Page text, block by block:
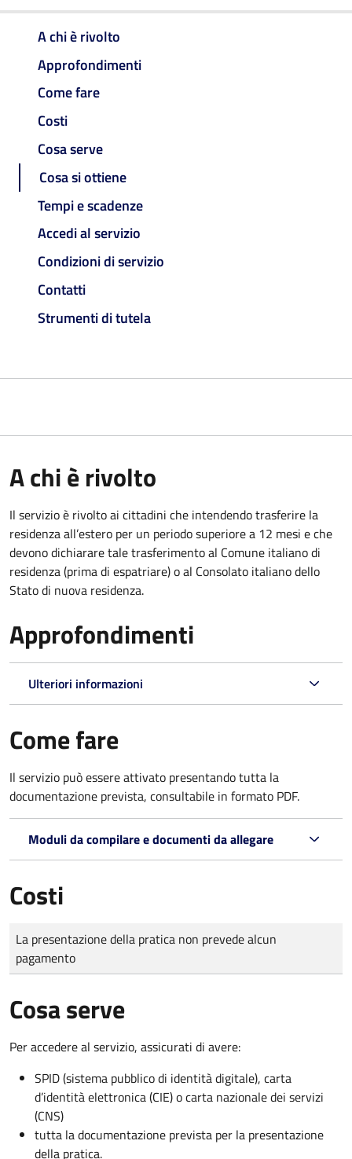
A chi è rivolto
Approfondimenti
Come fare
Costi
Cosa serve
Cosa si ottiene
Tempi e scadenze
Accedi al servizio
Condizioni di servizio
Contatti
Strumenti di tutela
A chi è rivolto
Il servizio è rivolto ai cittadini che intendendo trasferire la
residenza all’estero per un periodo superiore a 12 mesi e che
devono dichiarare tale trasferimento al Comune italiano di
residenza (prima di espatriare) o al Consolato italiano dello
Stato di nuova residenza.
Approfondimenti
Ulteriori informazioni
Come fare
Il servizio può essere attivato presentando tutta la
documentazione prevista, consultabile in formato PDF.
Moduli da compilare e documenti da allegare
Costi
Tipo di pagamento
Importo
La presentazione della pratica non prevede alcun
pagamento
Cosa serve
Per accedere al servizio, assicurati di avere:
SPID (sistema pubblico di identità digitale), carta
d’identità elettronica (CIE) o carta nazionale dei servizi
(CNS)
tutta la documentazione prevista per la presentazione
della pratica.